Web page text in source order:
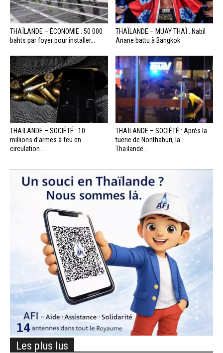
THAÏLANDE – ÉCONOMIE : 50 000
bahts par foyer pour installer...
THAÏLANDE – MUAY THAÏ : Nabil
Anane battu à Bangkok
THAÏLANDE – SOCIÉTÉ : 10
millions d’armes à feu en
circulation...
THAÏLANDE – SOCIÉTÉ : Après la
tuerie de Nonthaburi, la
Thaïlande...
Les plus lus